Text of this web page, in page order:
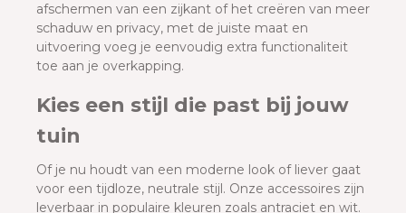
afschermen van een zijkant of het creëren van meer
schaduw en privacy, met de juiste maat en
uitvoering voeg je eenvoudig extra functionaliteit
toe aan je overkapping.
Kies een stijl die past bij jouw
tuin
Of je nu houdt van een moderne look of liever gaat
voor een tijdloze, neutrale stijl. Onze accessoires zijn
leverbaar in populaire kleuren zoals antraciet en wit.